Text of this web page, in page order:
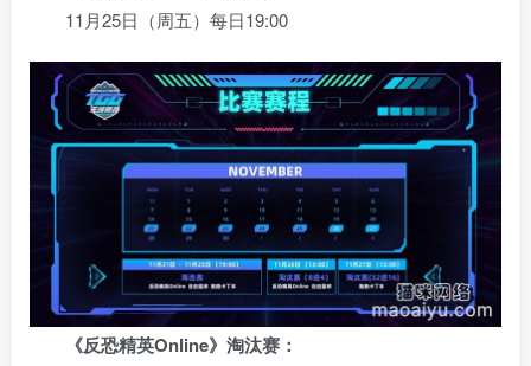
11月25日（周五）每日19:00
《反恐精英Online》淘汰赛：